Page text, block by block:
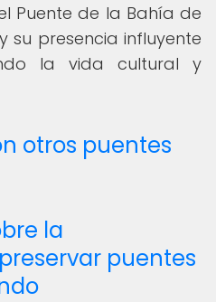
Puente de la Bahía de
su presencia influyente
la vida cultural y
otros puentes
la
puentes